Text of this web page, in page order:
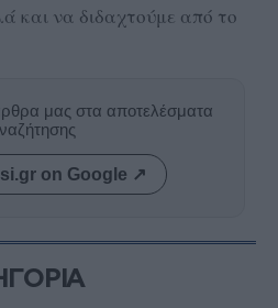
και να διδαχτούμε από το
μας στα αποτελέσματα
on Google ↗